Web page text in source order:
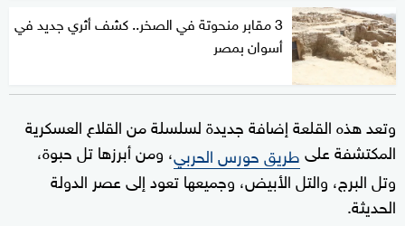
3 مقابر منحوتة في الصخر.. كشف أثري جديد في
أسوان بمصر
وتعد هذه القلعة إضافة جديدة لسلسلة من القلاع العسكرية
المكتشفة علىطريق حورس الحربي، ومن أبرزها تل حبوة،
وتل البرج، والتل الأبيض، وجميعها تعود إلى عصر الدولة
الحديثة.